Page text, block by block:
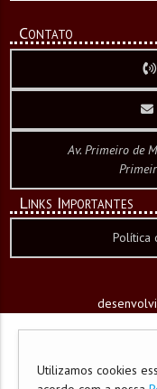
Contato
Av. Primeiro de
Links Importantes
Política
Utilizamos cookies